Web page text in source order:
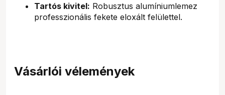
Tartós kivitel: Robusztus alumíniumlemez
professzionális fekete eloxált felülettel.
Vásárlói vélemények